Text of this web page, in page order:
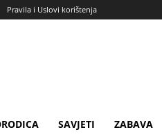
Pravila i Uslovi korištenja
SAVJETI ZABAVA